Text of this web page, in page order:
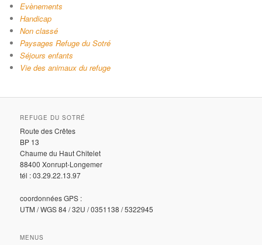
Evènements
Handicap
Non classé
Paysages Refuge du Sotré
Séjours enfants
Vie des animaux du refuge
REFUGE DU SOTRÉ
Route des Crêtes
BP 13
Chaume du Haut Chitelet
88400 Xonrupt-Longemer
tél : 03.29.22.13.97
coordonnées GPS :
UTM / WGS 84 / 32U / 0351138 / 5322945
MENUS